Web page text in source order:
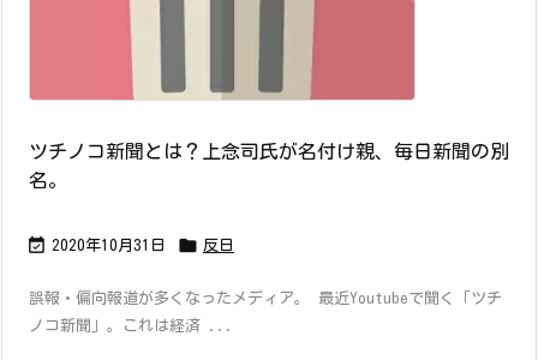
ツチノコ新聞とは？上念司氏が名付け親、毎日新聞の別
名。
 2020年10月31日  反日
誤報・偏向報道が多くなったメディア。 最近Youtubeで聞く「ツチ
ノコ新聞」。これは経済 ...